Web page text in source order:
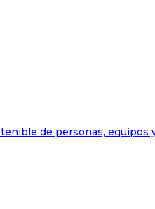
de personas, equipos